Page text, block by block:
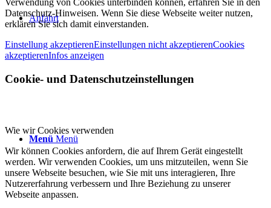
Anfahrt
Menü Menü
Verwendung von Cookies unterbinden können, erfahren Sie in den
Datenschutz-Hinweisen. Wenn Sie diese Webseite weiter nutzen,
erklären Sie sich damit einverstanden.
Einstellung akzeptierenEinstellungen nicht akzeptierenCookies
akzeptierenInfos anzeigen
Cookie- und Datenschutzeinstellungen
Wie wir Cookies verwenden
Wir können Cookies anfordern, die auf Ihrem Gerät eingestellt
werden. Wir verwenden Cookies, um uns mitzuteilen, wenn Sie
unsere Webseite besuchen, wie Sie mit uns interagieren, Ihre
Nutzererfahrung verbessern und Ihre Beziehung zu unserer
Webseite anpassen.